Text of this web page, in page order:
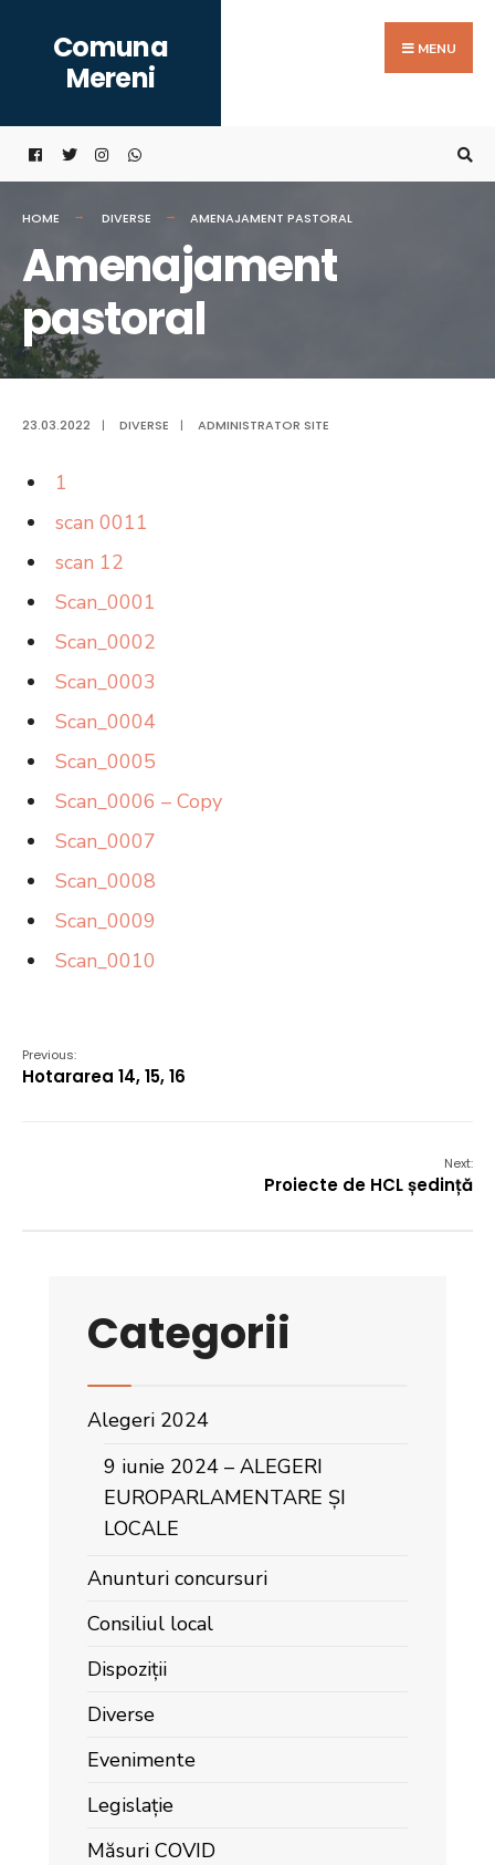
content
Comuna
Mereni
MENU
HOME DIVERSE AMENAJAMENT PASTORAL
Amenajament
pastoral
23.03.2022 | DIVERSE | ADMINISTRATOR SITE
1
scan 0011
scan 12
Scan_0001
Scan_0002
Scan_0003
Scan_0004
Scan_0005
Scan_0006 – Copy
Scan_0007
Scan_0008
Scan_0009
Scan_0010
Previous:
Hotararea 14, 15, 16
Next:
Proiecte de HCL ședință
Categorii
Alegeri 2024
9 iunie 2024 – ALEGERI
EUROPARLAMENTARE ȘI
LOCALE
Anunturi concursuri
Consiliul local
Dispoziții
Diverse
Evenimente
Legislație
Măsuri COVID
for: